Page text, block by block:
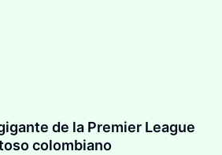
de la Premier League
colombiano